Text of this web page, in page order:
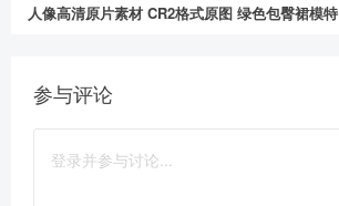
人像高清原片素材 CR2格式原图 绿色包臀裙模特
参与评论